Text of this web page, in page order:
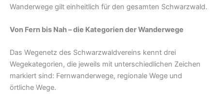
Wanderwege gilt einheitlich für den gesamten Schwarzwald.
Von Fern bis Nah – die Kategorien der Wanderwege
Das Wegenetz des Schwarzwaldvereins kennt drei
Wegekategorien, die jeweils mit unterschiedlichen Zeichen
markiert sind: Fernwanderwege, regionale Wege und
örtliche Wege.